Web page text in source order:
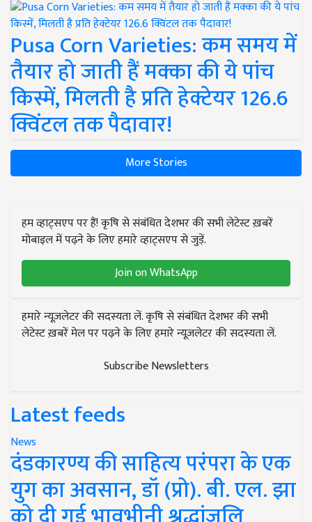
Pusa Corn Varieties: कम समय में
तैयार हो जाती हैं मक्का की ये पांच
किस्में, मिलती है प्रति हेक्टेयर 126.6
क्विंटल तक पैदावार!
More Stories
हम व्हाट्सएप पर हैं! कृषि से संबंधित देशभर की सभी लेटेस्ट ख़बरें
मोबाइल में पढ़ने के लिए हमारे व्हाट्सएप से जुड़ें.
Join on WhatsApp
हमारे न्यूज़लेटर की सदस्यता लें. कृषि से संबंधित देशभर की सभी
लेटेस्ट ख़बरें मेल पर पढ़ने के लिए हमारे न्यूज़लेटर की सदस्यता लें.
Subscribe Newsletters
Latest feeds
News
दंडकारण्य की साहित्य परंपरा के एक
युग का अवसान, डॉ (प्रो). बी. एल. झा